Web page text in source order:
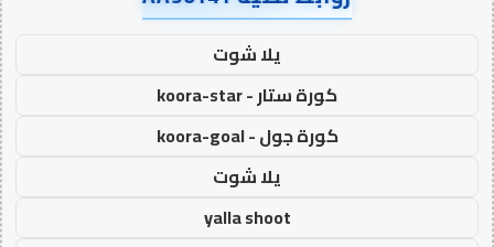
يلا شوت
كورة ستار - koora-star
كورة جول - koora-goal
يلا شوت
yalla shoot